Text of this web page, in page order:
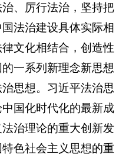
、厉行法治，坚持把
法治建设具体实际相
文化相结合，创造性
一系列新理念新思想
思想。习近平法治思
国化时代化的最新成
治理论的重大创新发
色社会主义思想的重